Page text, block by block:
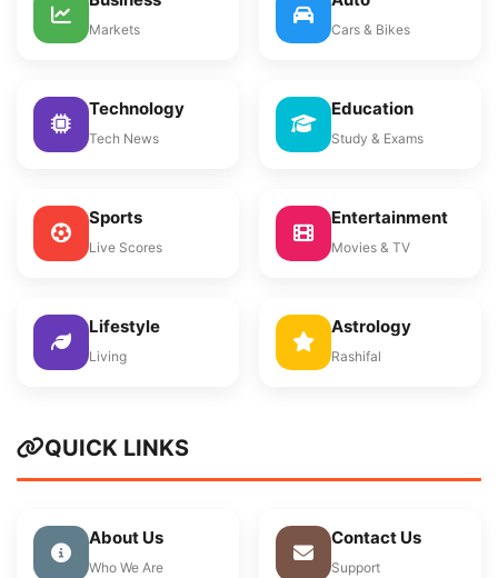
Markets Cars & Bikes
Technology
Tech News
Education
Study & Exams
Sports
Live Scores
Entertainment
Movies & TV
Lifestyle
Living
Astrology
Rashifal
QUICK LINKS
About Us
Who We Are
Contact Us
Support